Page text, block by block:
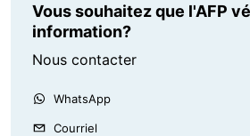
Vous souhaitez que l'AFP
information?
Nous contacter
WhatsApp
Courriel